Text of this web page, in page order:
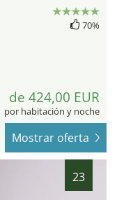
70%
de 424,00 EUR
por habitación y noche
Mostrar oferta
23